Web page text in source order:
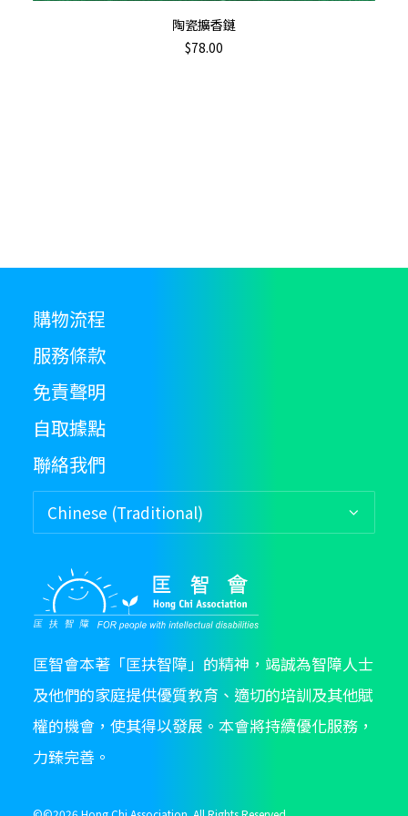
加入購物車
陶瓷擴香鏈
$78.00
購物流程
服務條款
免責聲明
自取據點
聯絡我們
匡智會本著「匡扶智障」的精神，竭誠為智障人士
及他們的家庭提供優質教育、適切的培訓及其他賦
權的機會，使其得以發展。本會將持續優化服務，
力臻完善。